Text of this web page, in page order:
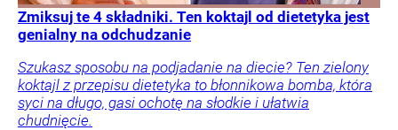
Zmiksuj te 4 składniki. Ten koktajl od dietetyka jest
genialny na odchudzanie
Szukasz sposobu na podjadanie na diecie? Ten zielony
koktajl z przepisu dietetyka to błonnikowa bomba, która
syci na długo, gasi ochotę na słodkie i ułatwia
chudnięcie.